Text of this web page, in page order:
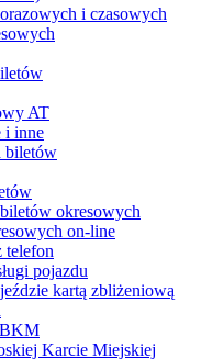
i czasowych
AT
i inne
biletów
okresowych
on-line
telefon
pojazdu
kartą zbliżeniową
BKM
Karcie Miejskiej